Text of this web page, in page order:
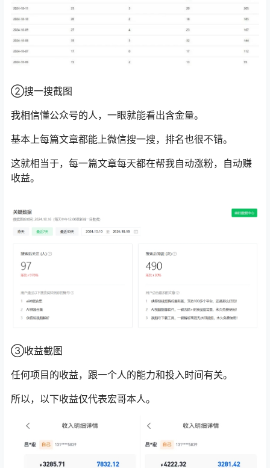
②搜一搜截图
我相信懂公众号的人，一眼就能看出含金量。
基本上每篇文章都能上微信搜一搜，排名也很不错。
这就相当于，每一篇文章每天都在帮我自动涨粉，自动赚
收益。
③收益截图
任何项目的收益，跟一个人的能力和投入时间有关。
所以，以下收益仅代表宏哥本人。